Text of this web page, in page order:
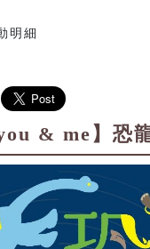
明細
you & me】恐